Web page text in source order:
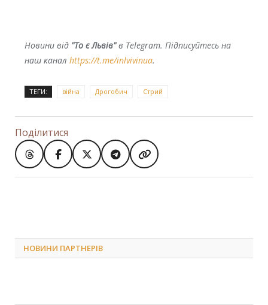
Новини від "То є Львів"в Telegram. Підписуйтесь на
наш канал https://t.me/inlvivinua.
ТЕГИ: війна Дрогобич Стрий
Поділитися
НОВИНИ ПАРТНЕРІВ